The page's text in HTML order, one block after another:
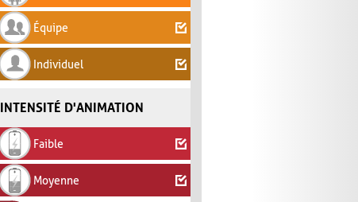
Équipe
Individuel
INTENSITÉ D'ANIMATION
Faible
Moyenne